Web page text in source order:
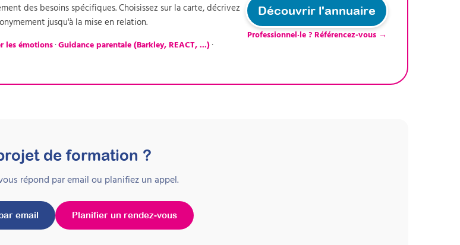
des besoins spécifiques. Choisissez sur la carte, décrivez
jusqu'à la mise en relation.
les émotions·Guidance parentale (Barkley, REACT, ...)·
Découvrir l'annuaire
Professionnel·le ? Référencez-vous →
de formation ?
répond par email ou planifiez un appel.
email Planifier un rendez-vous